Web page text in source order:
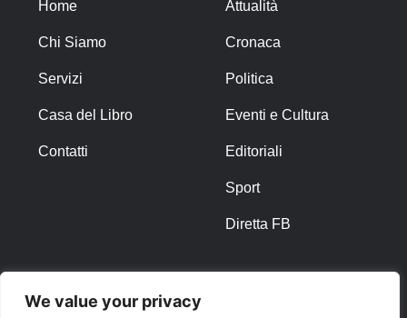
We value your privacy
Home
Chi Siamo
Servizi
Casa del Libro
Contatti
Attualità
Cronaca
Politica
Eventi e Cultura
Editoriali
Sport
Diretta FB